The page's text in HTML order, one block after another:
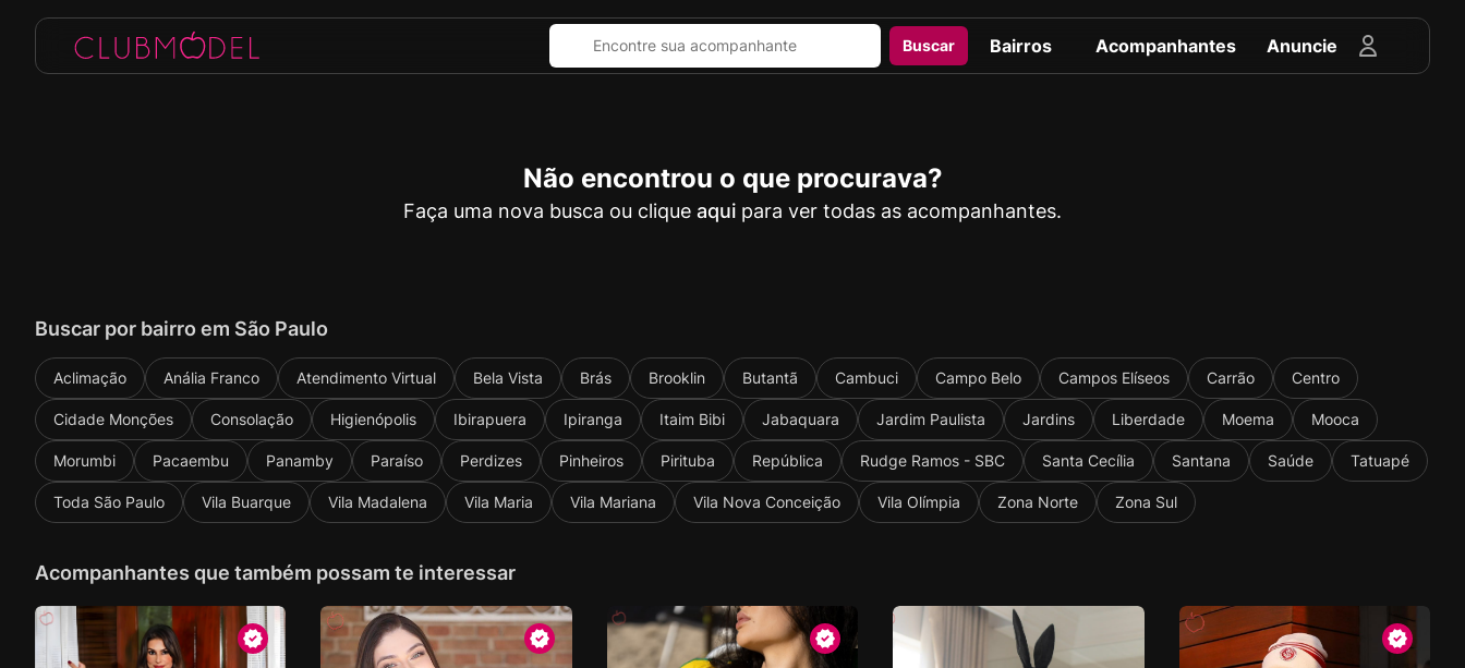
Buscar
Buscar Bairros Acompanhantes Anuncie
Não encontrou o que procurava?
Faça uma nova busca ou clique aqui para ver todas as acompanhantes.
Buscar por bairro em São Paulo
Aclimação Anália Franco Atendimento Virtual Bela Vista Brás Brooklin Butantã Cambuci Campo Belo Campos Elíseos Carrão Centro
Cidade Monções Consolação Higienópolis Ibirapuera Ipiranga Itaim Bibi Jabaquara Jardim Paulista Jardins Liberdade Moema Mooca
Morumbi Pacaembu Panamby Paraíso Perdizes Pinheiros Pirituba República Rudge Ramos - SBC Santa Cecília Santana Saúde Tatuapé
Toda São Paulo Vila Buarque Vila Madalena Vila Maria Vila Mariana Vila Nova Conceição Vila Olímpia Zona Norte Zona Sul
Acompanhantes que também possam te interessar